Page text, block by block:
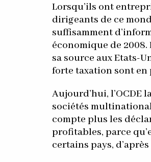
Lorsqu’ils ont
dirigeants de ce
suffisamment
économique de
sa source aux Etats-
forte taxation sont en
Aujourd’hui, l’OCDE
sociétés
compte plus les
profitables, parce
certains pays,